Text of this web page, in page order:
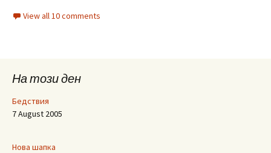
View all 10 comments
На този ден
Бедствия
7 August 2005
Нова шапка